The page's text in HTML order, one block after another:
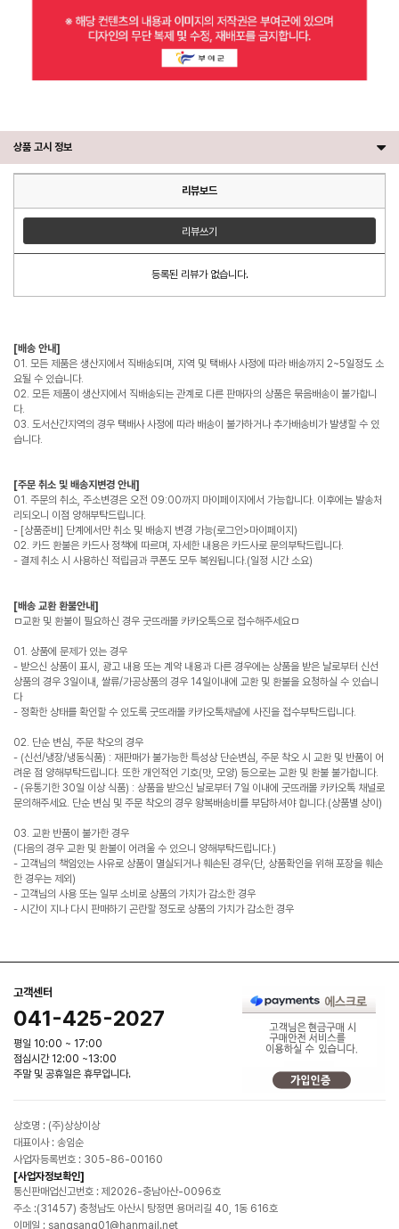
상품 고시 정보
리뷰보드
리뷰쓰기
등록된 리뷰가 없습니다.
[배송 안내]
01. 모든 제품은 생산지에서 직배송되며, 지역 및 택배사 사정에 따라 배송까지 2~5일정도 소
요될 수 있습니다.
02. 모든 제품이 생산지에서 직배송되는 관계로 다른 판매자의 상품은 묶음배송이 불가합니
다.
03. 도서산간지역의 경우 택배사 사정에 따라 배송이 불가하거나 추가배송비가 발생할 수 있
습니다.
[주문 취소 및 배송지변경 안내]
01. 주문의 취소, 주소변경은 오전 09:00까지 마이페이지에서 가능합니다. 이후에는 발송처
리되오니 이점 양해부탁드립니다.
- [상품준비] 단계에서만 취소 및 배송지 변경 가능(로그인>마이페이지)
02. 카드 환불은 카드사 정책에 따르며, 자세한 내용은 카드사로 문의부탁드립니다.
- 결제 취소 시 사용하신 적립금과 쿠폰도 모두 복원됩니다.(일정 시간 소요)
[배송 교환 환불안내]
ㅁ교환 및 환불이 필요하신 경우 굿뜨래몰 카카오톡으로 접수해주세요ㅁ
01. 상품에 문제가 있는 경우
- 받으신 상품이 표시, 광고 내용 또는 계약 내용과 다른 경우에는 상품을 받은 날로부터 신선
상품의 경우 3일이내, 쌀류/가공상품의 경우 14일이내에 교환 및 환불을 요청하실 수 있습니
다
- 정확한 상태를 확인할 수 있도록 굿뜨래몰 카카오톡채널에 사진을 접수부탁드립니다.
02. 단순 변심, 주문 착오의 경우
- (신선/냉장/냉동식품) : 재판매가 불가능한 특성상 단순변심, 주문 착오 시 교환 및 반품이 어
려운 점 양해부탁드립니다. 또한 개인적인 기호(맛, 모양) 등으로는 교환 및 환불 불가합니다.
- (유통기한 30일 이상 식품) : 상품을 받으신 날로부터 7일 이내에 굿뜨래몰 카카오톡 채널로
문의해주세요. 단순 변심 및 주문 착오의 경우 왕복배송비를 부담하셔야 합니다.(상품별 상이)
03. 교환 반품이 불가한 경우
(다음의 경우 교환 및 환불이 어려울 수 있으니 양해부탁드립니다.)
- 고객님의 책임있는 사유로 상품이 멸실되거나 훼손된 경우(단, 상품확인을 위해 포장을 훼손
한 경우는 제외)
- 고객님의 사용 또는 일부 소비로 상품의 가치가 감소한 경우
- 시간이 지나 다시 판매하기 곤란할 정도로 상품의 가치가 감소한 경우
고객센터
041-425-2027
평일 10:00 ~ 17:00
점심시간 12:00 ~13:00
주말 및 공휴일은 휴무입니다.
상호명 : (주)상상이상
대표이사 : 송임순
사업자등록번호 : 305-86-00160
[사업자정보확인]
통신판매업신고번호 : 제2026-충남아산-0096호
주소 :(31457) 충청남도 아산시 탕정면 용머리길 40, 1동 616호
이메일 : sangsang01@hanmail.net